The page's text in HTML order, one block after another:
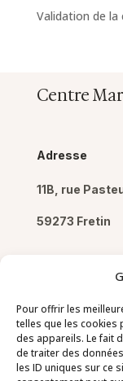
Pour offrir les
telles que les cookies
des appareils. Le fait
de traiter des
les ID uniques sur ce
Validation de la
Centre
Adresse
11B, rue
59273 Fretin
Pages
Mentions
Politique de